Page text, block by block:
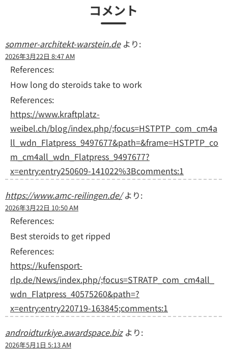
コメント
sommer-architekt-warstein.de より:
2026年3月22日 8:47 AM
References:
How long do steroids take to work
References:
https://www.kraftplatz-
weibel.ch/blog/index.php/;focus=HSTPTP_com_cm4a
ll_wdn_Flatpress_9497677&path=&frame=HSTPTP_co
m_cm4all_wdn_Flatpress_9497677?
x=entry:entry250609-141022%3Bcomments:1
https://www.amc-reilingen.de/ より:
2026年3月22日 10:50 AM
References:
Best steroids to get ripped
References:
https://kufensport-
rlp.de/News/index.php/;focus=STRATP_com_cm4all_
wdn_Flatpress_40575260&path=?
x=entry:entry220719-163845;comments:1
androidturkiye.awardspace.biz より:
2026年5月1日 5:13 AM